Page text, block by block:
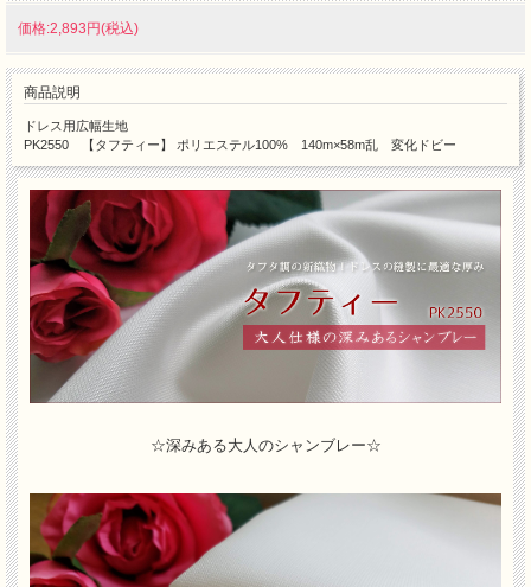
価格:2,893円(税込)
商品説明
ドレス用広幅生地
PK2550 【タフティー】 ポリエステル100% 140m×58m乱 変化ドビー
☆深みある大人のシャンブレー☆